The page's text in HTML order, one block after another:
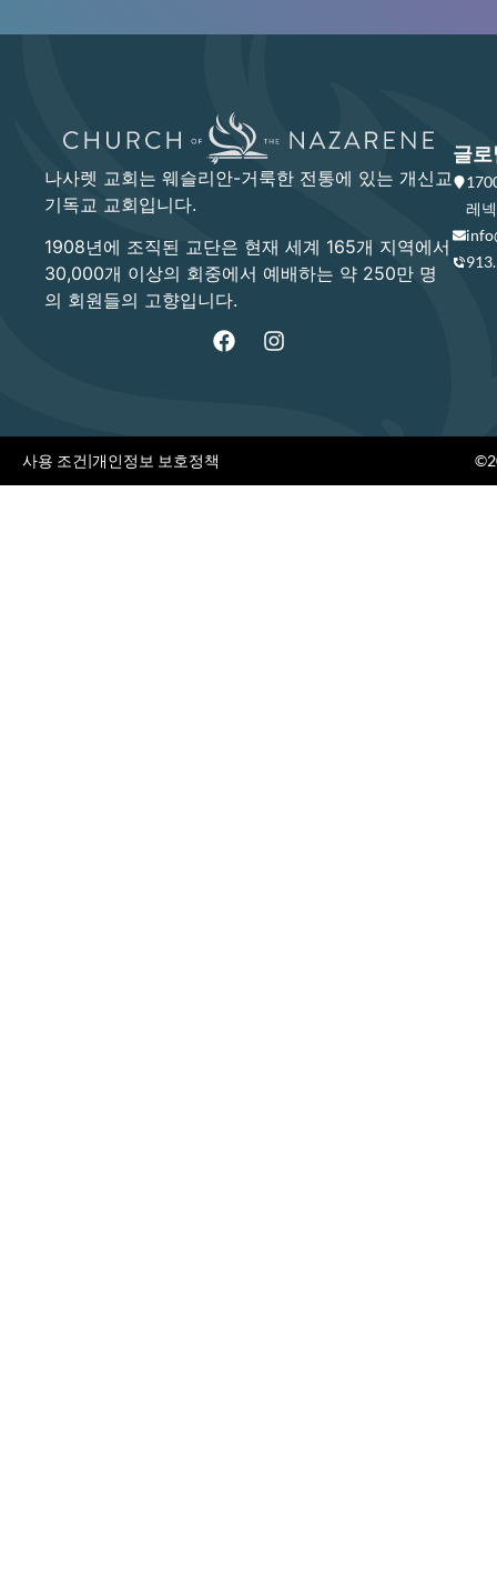
나사렛 교회는 웨슬리안-거룩한 전통에 있는 개신교
기독교 교회입니다.
1908년에 조직된 교단은 현재 세계 165개 지역에서
30,000개 이상의 회중에서 예배하는 약 250만 명
의 회원들의 고향입니다.
글로
레
사용 조건|개인정보 보호정책